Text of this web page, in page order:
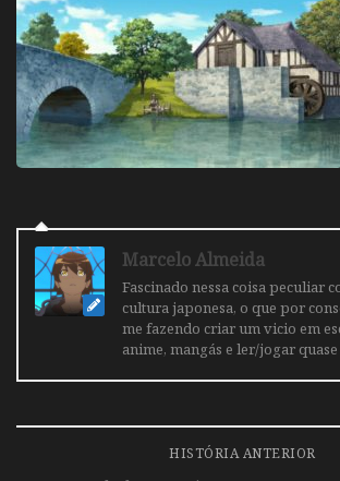
Marcelo Almeida
Fascinado nessa coisa peculiar
cultura japonesa, o que por
me fazendo criar um vicio em
anime, mangás e ler/jogar
HISTÓRIA ANTERIOR